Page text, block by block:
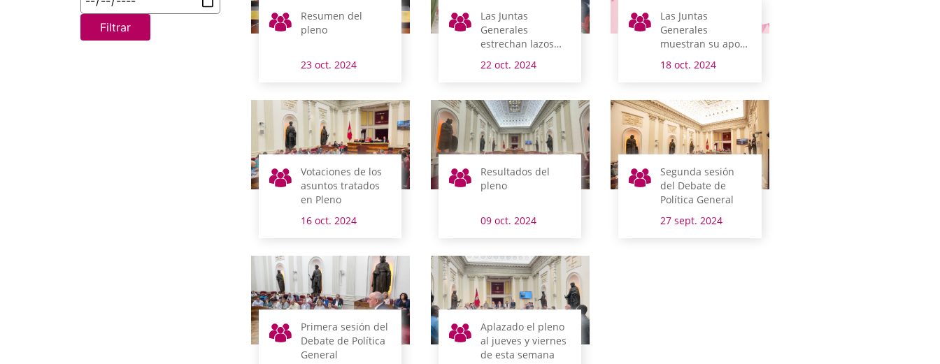
Filtrar
Resumen del
pleno
23 oct. 2024
Las Juntas
Generales
estrechan lazos
saharaui refugiada
22 oct. 2024
Las Juntas
Generales
muestran su apoyo
alavesas afectadas
mama
18 oct. 2024
Votaciones de los
asuntos tratados
en Pleno
16 oct. 2024
Resultados del
pleno
09 oct. 2024
Segunda sesión
del Debate de
Política General
27 sept. 2024
Primera sesión del
Debate de Política
General
Aplazado el pleno
al jueves y viernes
de esta semana